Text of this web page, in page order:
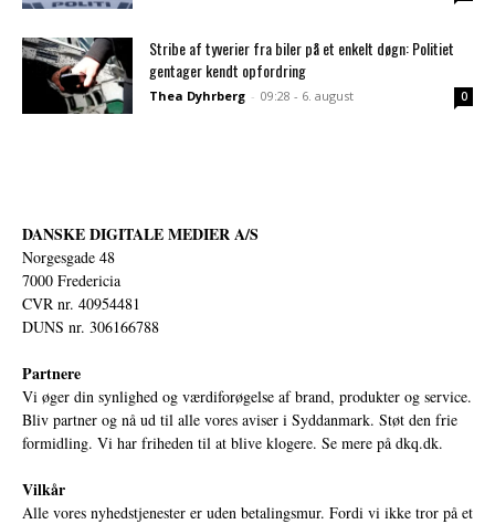
Stribe af tyverier fra biler på et enkelt døgn: Politiet
gentager kendt opfordring
Thea Dyhrberg - 09:28 - 6. august 0
DANSKE DIGITALE MEDIER A/S
Norgesgade 48
7000 Fredericia
CVR nr. 40954481
DUNS nr. 306166788
Partnere
Vi øger din synlighed og værdiforøgelse af brand, produkter og service.
Bliv partner og nå ud til alle vores aviser i Syddanmark. Støt den frie
formidling. Vi har friheden til at blive klogere. Se mere på dkq.dk.
Vilkår
Alle vores nyhedstjenester er uden betalingsmur. Fordi vi ikke tror på et